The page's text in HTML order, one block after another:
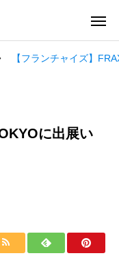
【フランチャイズ】
に出展い